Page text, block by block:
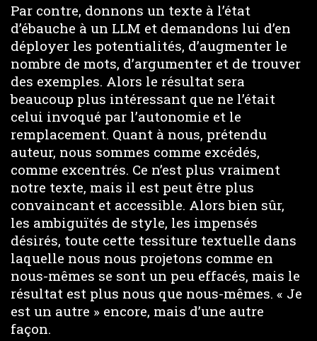
Par contre, donnons un texte à l’état
d’ébauche à un LLM et demandons lui d’en
déployer les potentialités, d’augmenter le
nombre de mots, d’argumenter et de trouver
des exemples. Alors le résultat sera
beaucoup plus intéressant que ne l’était
celui invoqué par l’autonomie et le
remplacement. Quant à nous, prétendu
auteur, nous sommes comme excédés,
comme excentrés. Ce n’est plus vraiment
notre texte, mais il est peut être plus
convaincant et accessible. Alors bien sûr,
les ambiguïtés de style, les impensés
désirés, toute cette tessiture textuelle dans
laquelle nous nous projetons comme en
nous-mêmes se sont un peu effacés, mais le
résultat est plus nous que nous-mêmes. « Je
est un autre » encore, mais d’une autre
façon.